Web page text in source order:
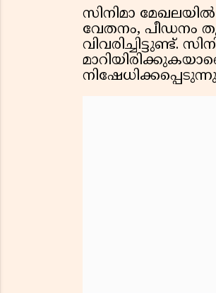
സിനിമാ
വേതനം, പീഡനം
വിവരിച്ചിട്ടുണ്ട്.